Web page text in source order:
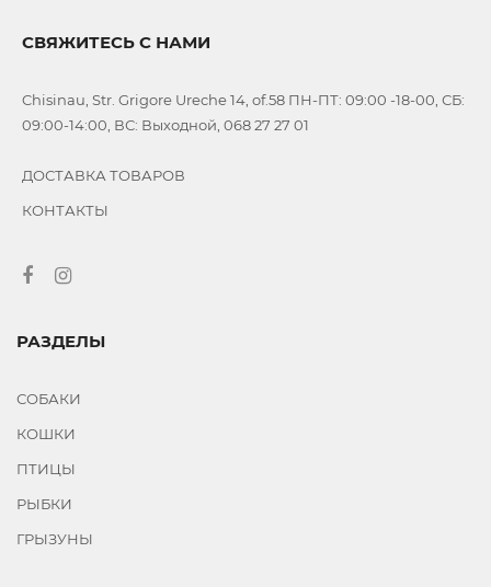
СВЯЖИТЕСЬ С НАМИ
Chisinau, Str. Grigore Ureche 14, of.58 ПН-ПТ: 09:00 -18-00, СБ:
09:00-14:00, ВС: Выходной, 068 27 27 01
ДОСТАВКА ТОВАРОВ
КОНТАКТЫ
РАЗДЕЛЫ
СОБАКИ
КОШКИ
ПТИЦЫ
РЫБКИ
ГРЫЗУНЫ